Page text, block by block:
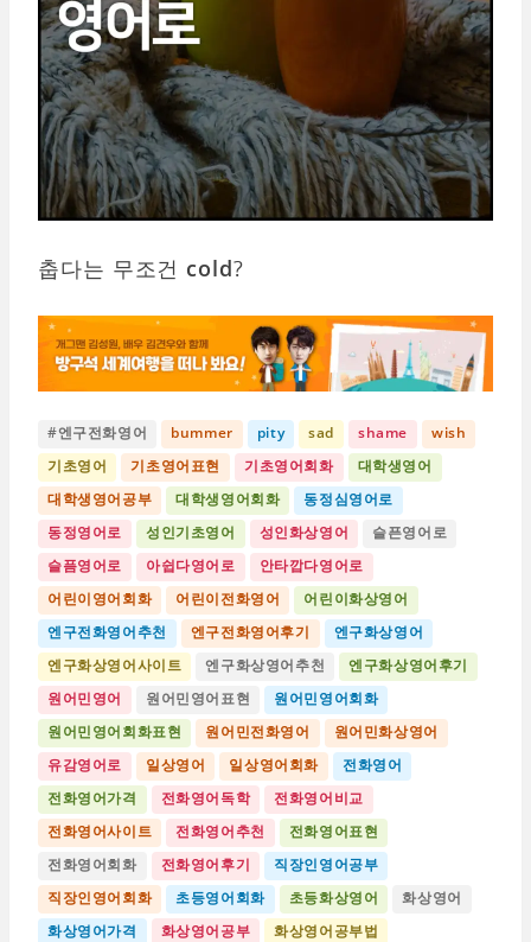
춥다는 무조건 cold?
#엔구전화영어 bummer pity sad shame
wish
기초영어
기초영어표현 기초영어회화
대학생영어
대학생영어공부
대학생영어회화
동정심영어로
동정영어로
성인기초영어 성인화상영어
슬픈영어로
슬픔영어로
아쉽다영어로
안타깝다영어로
어린이영어회화
어린이전화영어
어린이화상영어
엔구전화영어추천
엔구전화영어후기
엔구화상영어
엔구화상영어사이트
엔구화상영어추천
엔구화상영어후기
원어민영어
원어민영어표현
원어민영어회화
원어민영어회화표현
원어민전화영어
원어민화상영어
유감영어로
일상영어 일상영어회화
전화영어
전화영어가격
전화영어독학
전화영어비교
전화영어사이트
전화영어추천
전화영어표현
전화영어회화
전화영어후기
직장인영어공부
직장인영어회화
초등영어회화 초등화상영어
화상영어
화상영어가격
화상영어공부
화상영어공부법